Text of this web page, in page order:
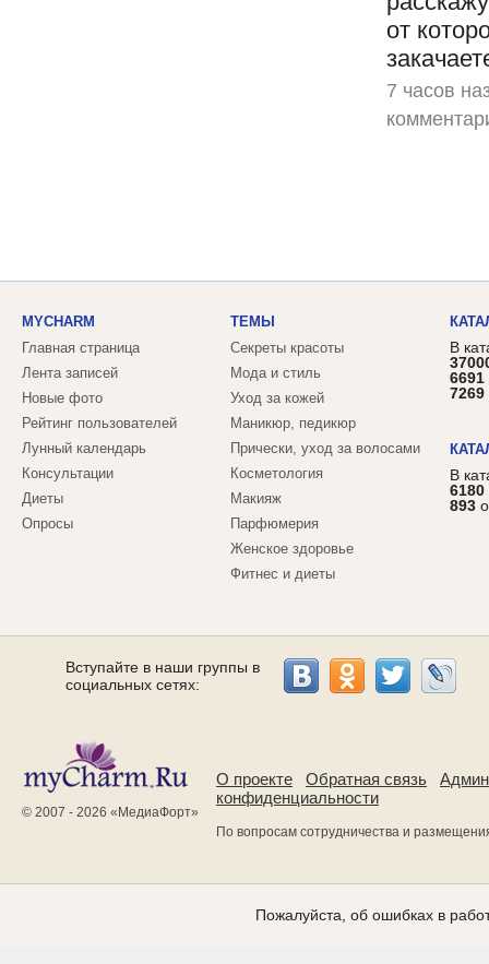
от
7 часов
MYCHARM
Главная страница
Лента записей
Новые фото
Рейтинг пользователей
Лунный календарь
Консультации
Диеты
Опросы
ТЕМЫ
Секреты красоты
Мода и стиль
Уход за кожей
Маникюр, педикюр
Прически, уход за волосами
Косметология
Макияж
Парфюмерия
Женское здоровье
Фитнес и диеты
В
6691
7269
В
6180
893
Вступайте в наши группы в
социальных сетях:
© 2007 - 2026 «МедиаФорт»
О проекте Обратная связь
конфиденциальности
По вопросам сотрудничества и
Пожалуйста, об ошибках в